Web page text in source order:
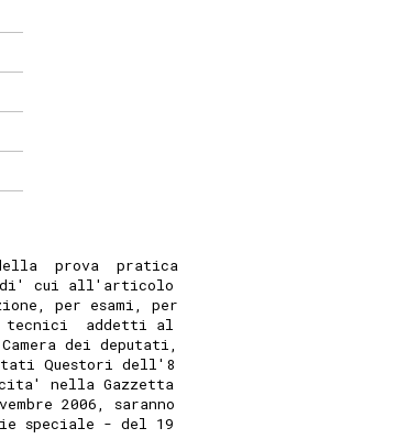
prova  pratica
di' cui all'articolo
per esami, per
tecnici  addetti al
dei deputati,
Questori dell'8
nella Gazzetta
2006, saranno
speciale - del 19